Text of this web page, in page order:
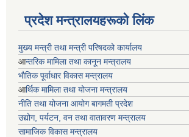
प्रदेश मन्त्रालयहरूको लिंक
मुख्य मन्त्री तथा मन्त्री परिषदको कार्यालय
आन्तरिक मामिला तथा कानून मन्त्रालय
भाैतिक पूर्वाधार विकास मन्त्रालय
आर्थिक मामिला तथा योजना मन्त्रालय
नीति तथा योजना आयोग बागमती प्रदेश
उद्योग, पर्यटन, वन तथा वातावरण मन्त्रालय
सामाजिक विकास मन्त्रालय